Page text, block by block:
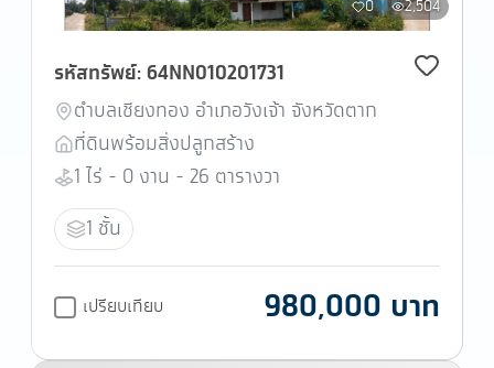
0 2,504
รหัสทรัพย์: 64NN010201731
ตำบลเชียงทอง อำเภอวังเจ้า จังหวัดตาก
ที่ดินพร้อมสิ่งปลูกสร้าง
1 ไร่ - 0 งาน - 26 ตารางวา
1 ชั้น
เปรียบเทียบ 980,000 บาท